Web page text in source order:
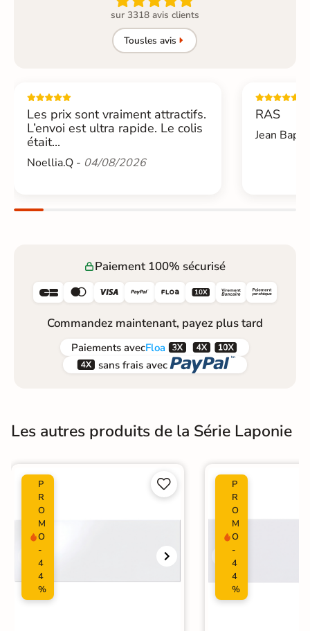
sur 3318 avis clients
Tousles avis
Les prix sont vraiment attractifs.
L’envoi est ultra rapide. Le colis
était...
Noellia.Q - 04/08/2026
RAS
Jean
Paiement 100% sécurisé
     
Commandez maintenant, payez plus tard
Paiements avecFloa  
 sans frais avec 
Les autres produits de la Série Laponie
P
R
O
M
O
-
4
4
%


P
R
O
M
O
-
4
4
%